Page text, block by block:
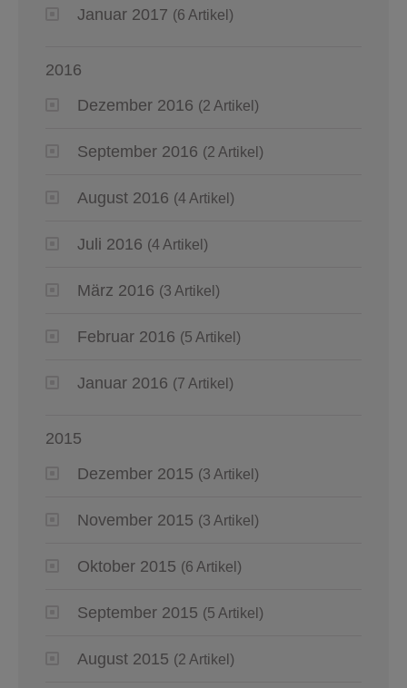
Januar 2017 (6 Artikel)
2016
Dezember 2016 (2 Artikel)
September 2016 (2 Artikel)
August 2016 (4 Artikel)
Juli 2016 (4 Artikel)
März 2016 (3 Artikel)
Februar 2016 (5 Artikel)
Januar 2016 (7 Artikel)
2015
Dezember 2015 (3 Artikel)
November 2015 (3 Artikel)
Oktober 2015 (6 Artikel)
September 2015 (5 Artikel)
August 2015 (2 Artikel)